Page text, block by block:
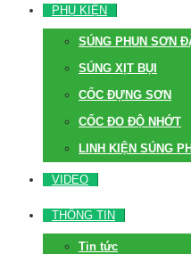
PHỤ KIỆN
SÚNG PHUN SƠN
SÚNG XỊT BỤI
CỐC ĐỰNG SƠN
CỐC ĐO ĐỘ NHỚT
LINH KIỆN SÚNG
VIDEO
THÔNG TIN
Tin tức